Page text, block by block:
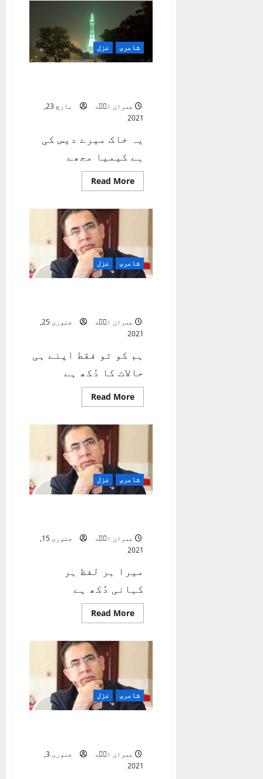
دو
یہ
جان
کا
جنجال
دوستو
شاعری غزل
عمران اسؔد
مارچ 23,
2021
یہ خاک میرے دیس کی
ہے کیمیا مجھے
Read More
more
خاک
میرے
دیس
کی
ہے
کیمیا
مجھے شاعری غزل
عمران اسؔد
جنوری 25,
2021
ہم کو تو فقط اپنے ہی
حالات کا دُکھ ہے
Read More
more
کو
تو
فقط
اپنے
ہی
حالات
کا
دُکھ
ہے
شاعری غزل
عمران اسؔد
جنوری 15,
2021
میرا ہر لفظ ہر
کہانی دُکھ ہے
Read More
more
ہر
لفظ
ہر
کہانی
دُکھ
ہے
شاعری غزل
عمران اسؔد
جنوری 3,
2021